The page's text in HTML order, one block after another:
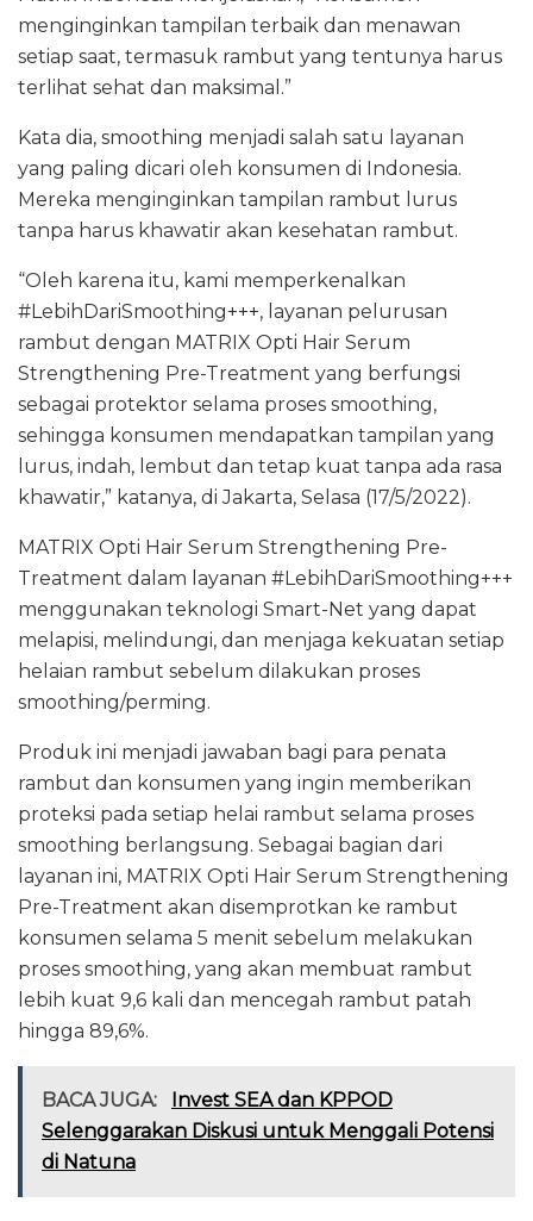
menginginkan tampilan terbaik dan menawan
setiap saat, termasuk rambut yang tentunya harus
terlihat sehat dan maksimal.”
Kata dia, smoothing menjadi salah satu layanan
yang paling dicari oleh konsumen di Indonesia.
Mereka menginginkan tampilan rambut lurus
tanpa harus khawatir akan kesehatan rambut.
“Oleh karena itu, kami memperkenalkan
#LebihDariSmoothing+++, layanan pelurusan
rambut dengan MATRIX Opti Hair Serum
Strengthening Pre-Treatment yang berfungsi
sebagai protektor selama proses smoothing,
sehingga konsumen mendapatkan tampilan yang
lurus, indah, lembut dan tetap kuat tanpa ada rasa
khawatir,” katanya, di Jakarta, Selasa (17/5/2022).
MATRIX Opti Hair Serum Strengthening Pre-
Treatment dalam layanan #LebihDariSmoothing+++
menggunakan teknologi Smart-Net yang dapat
melapisi, melindungi, dan menjaga kekuatan setiap
helaian rambut sebelum dilakukan proses
smoothing/perming.
Produk ini menjadi jawaban bagi para penata
rambut dan konsumen yang ingin memberikan
proteksi pada setiap helai rambut selama proses
smoothing berlangsung. Sebagai bagian dari
layanan ini, MATRIX Opti Hair Serum Strengthening
Pre-Treatment akan disemprotkan ke rambut
konsumen selama 5 menit sebelum melakukan
proses smoothing, yang akan membuat rambut
lebih kuat 9,6 kali dan mencegah rambut patah
hingga 89,6%.
BACA JUGA:
Invest SEA dan KPPOD
Selenggarakan Diskusi untuk Menggali Potensi
di Natuna